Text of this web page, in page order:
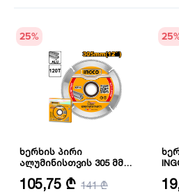
25%
ხერხის პირი
ალუმინისთვის 305 მმ
გარე დიამეტრი: 305 მმ
105,75 ₾ 141 ₾
25